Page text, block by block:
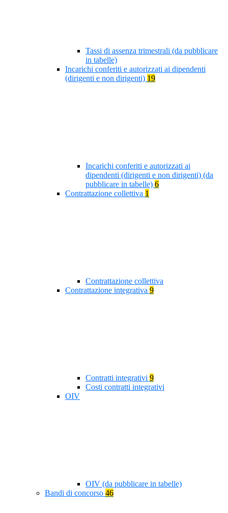
Tassi di assenza trimestrali (da pubblicare
in tabelle)
Incarichi conferiti e autorizzati ai dipendenti
(dirigenti e non dirigenti) 19
Incarichi conferiti e autorizzati ai
dipendenti (dirigenti e non dirigenti) (da
pubblicare in tabelle) 6
Contrattazione collettiva 1
Contrattazione collettiva
Contrattazione integrativa 9
Contratti integrativi 9
Costi contratti integrativi
OIV
OIV (da pubblicare in tabelle)
Bandi di concorso 46